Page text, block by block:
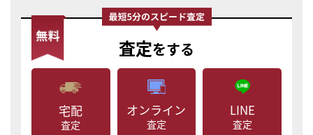
査定をする
宅配
査定
オンライン
査定
LINE
査定